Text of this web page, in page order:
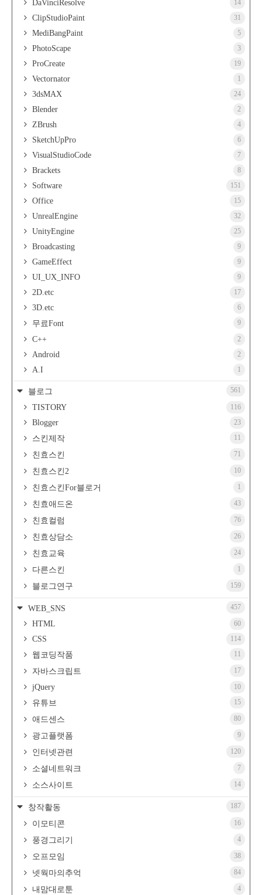
DaVinciResolve 14
ClipStudioPaint 31
MediBangPaint 5
PhotoScape 3
ProCreate 19
Vectornator 1
3dsMAX 24
Blender 2
ZBrush 4
SketchUpPro 6
VisualStudioCode 7
Brackets 8
Software 151
Office 15
UnrealEngine 32
UnityEngine 25
Broadcasting 9
GameEffect 9
UI_UX_INFO 9
2D.etc 17
3D.etc 6
무료Font 9
C++ 2
Android 2
A.I 1
블로그 561
TISTORY 116
Blogger 23
스킨제작 11
친효스킨 71
친효스킨2 10
친효스킨For블로거 1
친효애드온 43
친효컬럼 76
친효상담소 26
친효교육 24
다른스킨 1
블로그연구 159
WEB_SNS 457
HTML 60
CSS 114
웹코딩작품 11
자바스크립트 17
jQuery 10
유튜브 15
애드센스 80
광고플랫폼 9
인터넷관련 120
소셜네트워크 7
소스사이트 14
창작활동 187
이모티콘 16
풍경그리기 4
오프모임 38
넷웍마의추억 84
내맘대로툰 4